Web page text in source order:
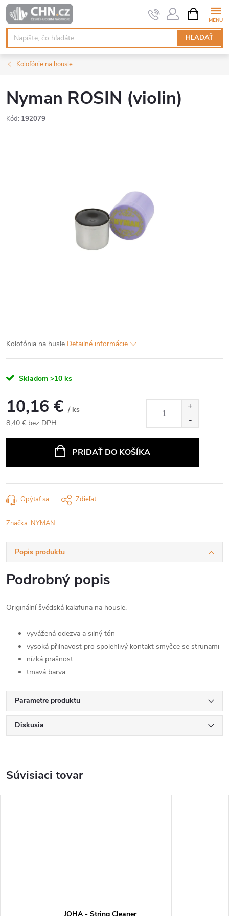
Prejsť
na
obsah
HĽADAŤ
KOŠÍK
Kolofónie na housle
Nyman ROSIN (violin)
Kód: 192079
Kolofónia na husle Detailné informácie
Skladom >10 ks
10,16 € / ks
8,40 € bez DPH
PRIDAŤ DO KOŠÍKA
Opýtať sa Zdieľať
Značka: NYMAN
Popis produktu
Podrobný popis
Originální švédská kalafuna na housle.
vyvážená odezva a silný tón
vysoká přilnavost pro spolehlivý kontakt smyčce se strunami
nízká prašnost
tmavá barva
Parametre produktu
Diskusia
Súvisiaci tovar